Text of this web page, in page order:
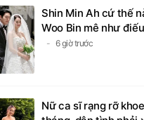
Shin Min Ah cứ thế
Woo Bin mê như
6 giờ trước
Nữ ca sĩ rạng rỡ